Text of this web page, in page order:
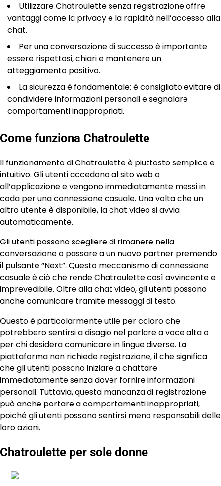
Utilizzare Chatroulette senza registrazione offre
vantaggi come la privacy e la rapidità nell’accesso alla
chat.
Per una conversazione di successo è importante
essere rispettosi, chiari e mantenere un
atteggiamento positivo.
La sicurezza è fondamentale: è consigliato evitare di
condividere informazioni personali e segnalare
comportamenti inappropriati.
Come funziona Chatroulette
Il funzionamento di Chatroulette è piuttosto semplice e
intuitivo. Gli utenti accedono al sito web o
all’applicazione e vengono immediatamente messi in
coda per una connessione casuale. Una volta che un
altro utente è disponibile, la chat video si avvia
automaticamente.
Gli utenti possono scegliere di rimanere nella
conversazione o passare a un nuovo partner premendo
il pulsante “Next”. Questo meccanismo di connessione
casuale è ciò che rende Chatroulette così avvincente e
imprevedibile. Oltre alla chat video, gli utenti possono
anche comunicare tramite messaggi di testo.
Questo è particolarmente utile per coloro che
potrebbero sentirsi a disagio nel parlare a voce alta o
per chi desidera comunicare in lingue diverse. La
piattaforma non richiede registrazione, il che significa
che gli utenti possono iniziare a chattare
immediatamente senza dover fornire informazioni
personali. Tuttavia, questa mancanza di registrazione
può anche portare a comportamenti inappropriati,
poiché gli utenti possono sentirsi meno responsabili delle
loro azioni.
Chatroulette per sole donne